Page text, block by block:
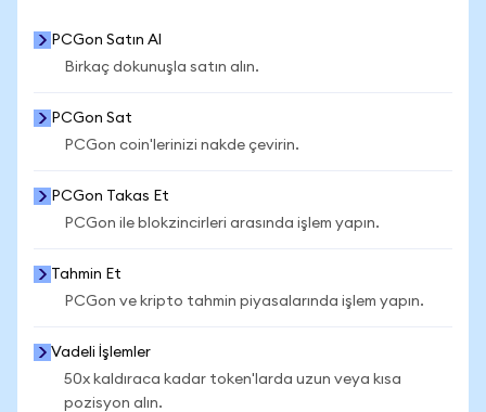
PCGon Satın Al
Birkaç dokunuşla satın alın.
PCGon Sat
PCGon coin'lerinizi nakde çevirin.
PCGon Takas Et
PCGon ile blokzincirleri arasında işlem yapın.
Tahmin Et
PCGon ve kripto tahmin piyasalarında işlem yapın.
Vadeli İşlemler
50x kaldıraca kadar token'larda uzun veya kısa
pozisyon alın.